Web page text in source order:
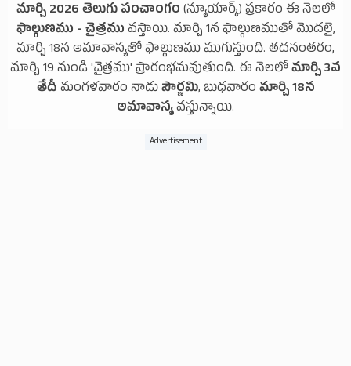
మార్చి 2026 తెలుగు పంచాంగం (న్యూయార్క్) ప్రకారం ఈ నెలలో
ఫాల్గుణము - చైత్రము వస్తాయి. మార్చి 1న ఫాల్గుణముతో మొదలై,
మార్చి 18న అమావాస్యతో ఫాల్గుణము ముగుస్తుంది. తదనంతరం,
మార్చి 19 నుండి 'చైత్రము' ప్రారంభమవుతుంది. ఈ నెలలోమార్చి 3వ
తేదీ మంగళవారం నాడుపౌర్ణమి, బుధవారం మార్చి 18న
అమావాస్యవస్తున్నాయి.
Advertisement